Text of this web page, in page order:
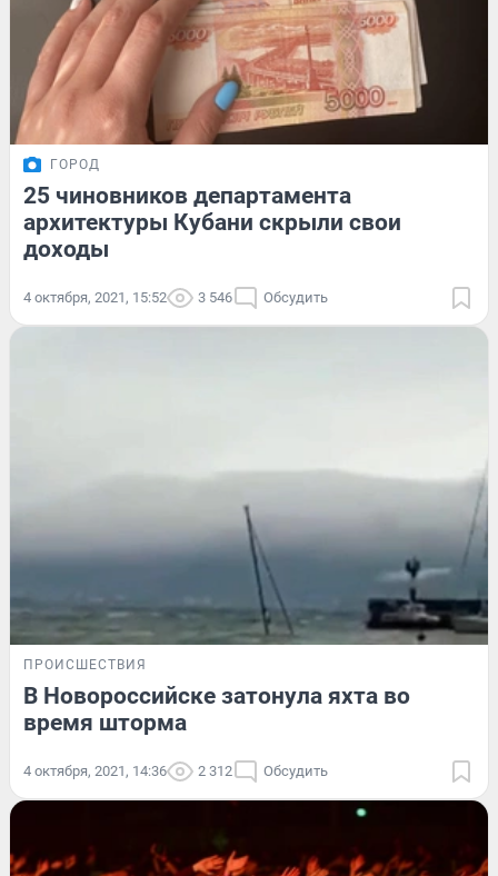
ГОРОД
25 чиновников департамента
архитектуры Кубани скрыли свои
доходы
4 октября, 2021, 15:52 3 546 Обсудить
ПРОИСШЕСТВИЯ
В Новороссийске затонула яхта во
время шторма
4 октября, 2021, 14:36 2 312 Обсудить